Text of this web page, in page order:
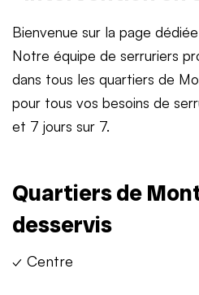
Bienvenue sur la page
Notre équipe de serruriers
dans tous les quartiers de
pour tous vos besoins de
et 7 jours sur 7.
Quartiers de
desservis
✓ Centre